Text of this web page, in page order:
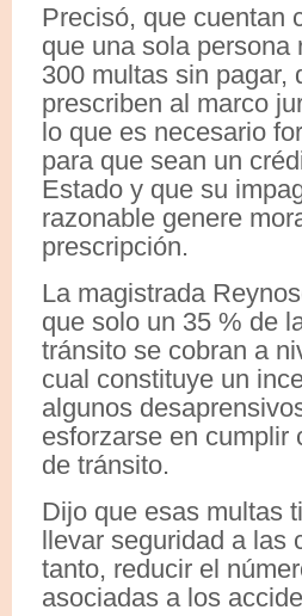
Precisó, que cuentan
que una sola persona
300 multas sin pagar,
prescriben al marco
lo que es necesario
para que sean un
Estado y que su
razonable genere
prescripción.
La magistrada
que solo un 35 % de
tránsito se cobran a
cual constituye un
algunos
esforzarse en cumplir
de tránsito.
Dijo que esas multas
llevar seguridad a las
tanto, reducir el
asociadas a los